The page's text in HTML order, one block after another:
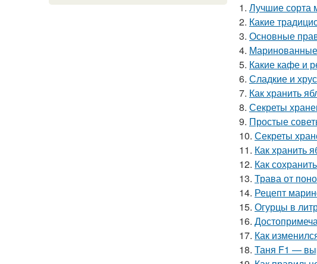
1. Лучшие сорта
2. Какие
3. Основные
4. Маринованные
5. Какие кафе и
6. Сладкие и
7. Как хранить
8. Секреты
9. Простые
10. Секреты
11. Как хранить
12. Как
13. Трава от
14. Рецепт
15. Огурцы в
16.
17. Как
18. Таня F1 —